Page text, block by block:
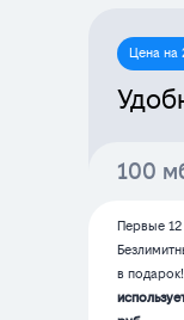
Цена на
100
Первые
в подарок!